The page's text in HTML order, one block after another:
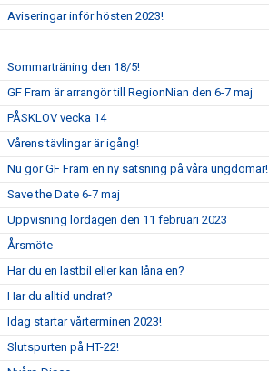
Aviseringar inför hösten 2023!
Sommarträning den 18/5!
GF Fram är arrangör till RegionNian den 6-7 maj
PÅSKLOV vecka 14
Vårens tävlingar är igång!
Nu gör GF Fram en ny satsning på våra ungdomar!
Save the Date 6-7 maj
Uppvisning lördagen den 11 februari 2023
Årsmöte
Har du en lastbil eller kan låna en?
Har du alltid undrat?
Idag startar vårterminen 2023!
Slutspurten på HT-22!